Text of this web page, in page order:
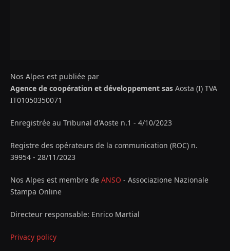
Nos Alpes est publiée par
Agence de coopération et développement sas Aosta (I) TVA
IT01050350071
Enregistrée au Tribunal d'Aoste n.1 - 4/10/2023
Registre des opérateurs de la communication (ROC) n.
39954 - 28/11/2023
Nos Alpes est membre de ANSO - Associazione Nazionale
Stampa Online
Directeur responsable: Enrico Martial
Privacy policy